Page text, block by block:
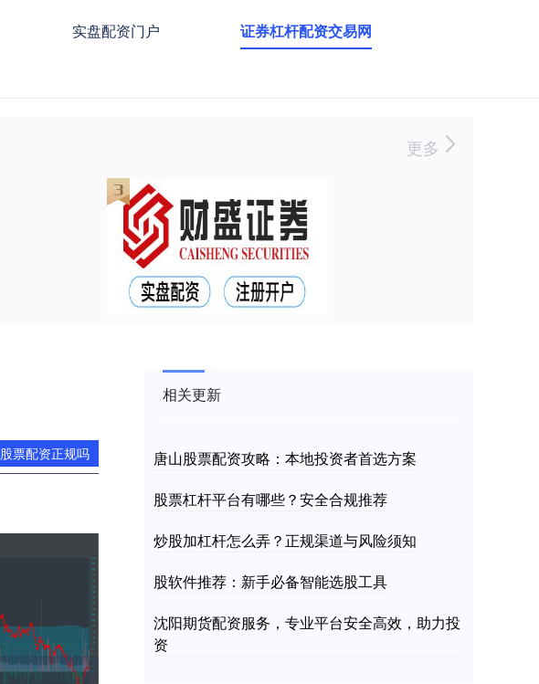
实盘配资门户 证券杠杆配资交易网
更多
股票配资正规吗
相关更新
唐山股票配资攻略：本地投资者首选方案
股票杠杆平台有哪些？安全合规推荐
炒股加杠杆怎么弄？正规渠道与风险须知
股软件推荐：新手必备智能选股工具
沈阳期货配资服务，专业平台安全高效，助力投
资